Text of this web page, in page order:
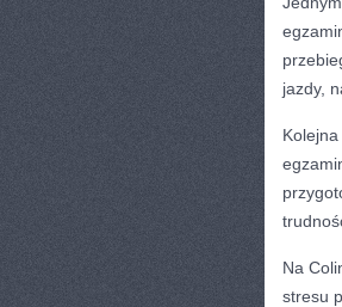
jazdy,
Na
stresu